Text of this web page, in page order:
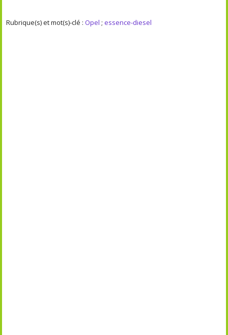
Rubrique(s) et mot(s)-clé :Opel ;essence-diesel